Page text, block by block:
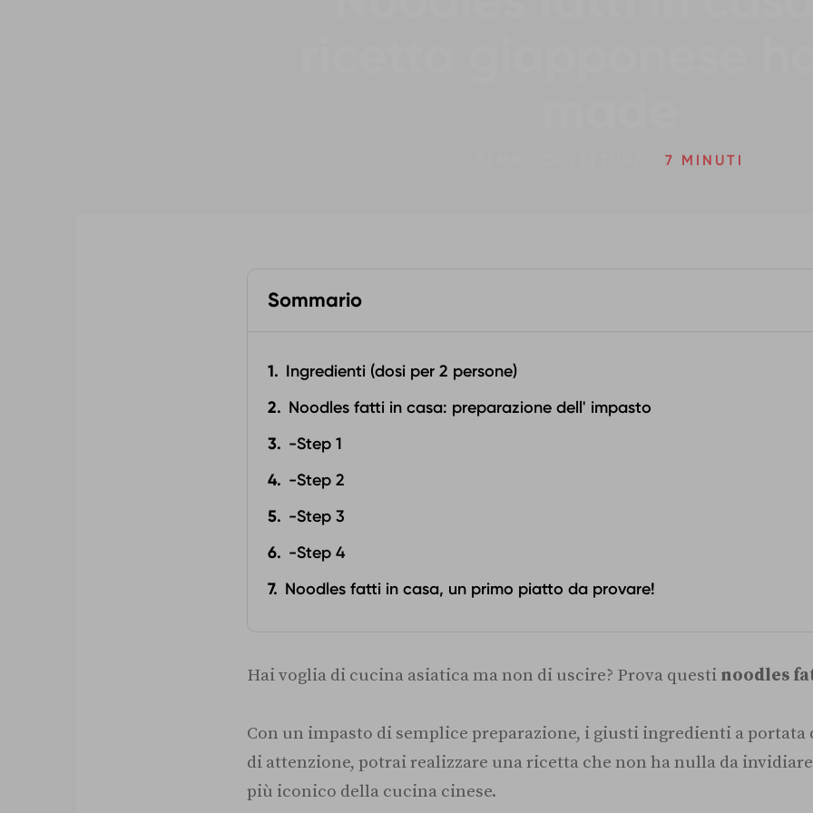
7 MINUTI
Sommario
Ingredienti (dosi per 2 persone)
Noodles fatti in casa: preparazione dell' impasto
-Step 1
-Step 2
-Step 3
-Step 4
Noodles fatti in casa, un primo piatto da provare!
Hai voglia di cucina asiatica ma non di uscire? Prova questi noodles
Con un impasto di semplice preparazione, i giusti ingredienti a portata
di attenzione, potrai realizzare una ricetta che non ha nulla da
più iconico della cucina cinese.